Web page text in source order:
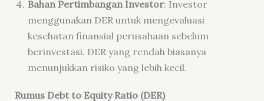
Bahan Pertimbangan Investor: Investor
menggunakan DER untuk mengevaluasi
kesehatan finansial perusahaan sebelum
berinvestasi. DER yang rendah biasanya
menunjukkan risiko yang lebih kecil.
Rumus Debt to Equity Ratio (DER)